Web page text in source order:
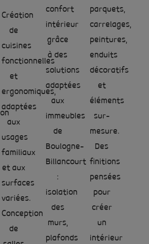
Création
de
cuisines
fonctionnelles
et
ergonomiques,
adaptées
aux
usages
familiaux
et aux
surfaces
variées.
Conception
de
confort
intérieur
grâce
à des
solutions
adaptées
aux
immeubles
de
Boulogne-
Billancourt
:
isolation
des
murs,
plafonds
parquets,
carrelages,
peintures,
enduits
décoratifs
et
éléments
sur-
mesure.
Des
finitions
pensées
pour
créer
un
intérieur